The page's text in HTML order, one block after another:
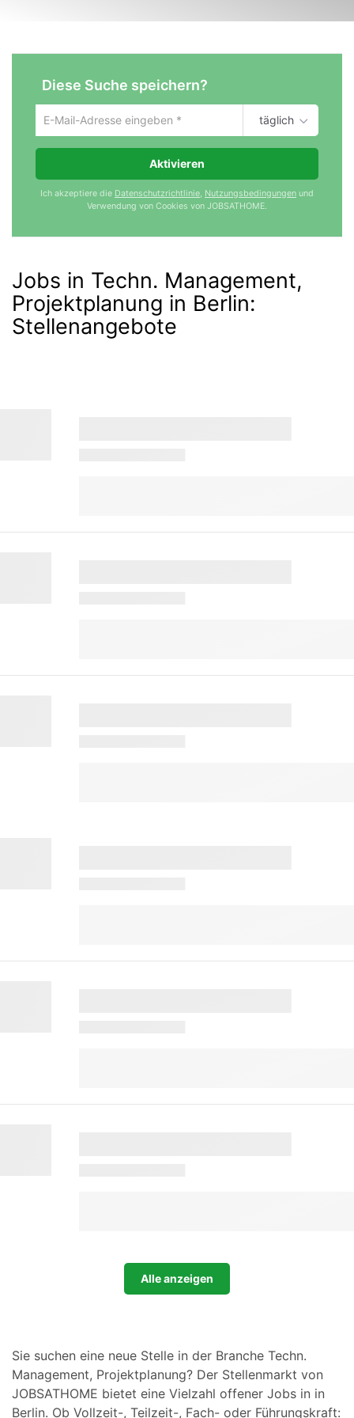
Diese Suche speichern?
Um
die
aktuelle
zu
deine
ein
täglich
Aktivieren
Ich akzeptiere die Datenschutzrichtlinie, Nutzungsbedingungen und
Verwendung von Cookies von JOBSATHOME.
Jobs in Techn. Management,
Projektplanung in Berlin:
Stellenangebote
Alle anzeigen
Sie suchen eine neue Stelle in der Branche Techn.
Management, Projektplanung? Der Stellenmarkt von
JOBSATHOME bietet eine Vielzahl offener Jobs in in
Berlin. Ob Vollzeit-, Teilzeit-, Fach- oder Führungskraft: